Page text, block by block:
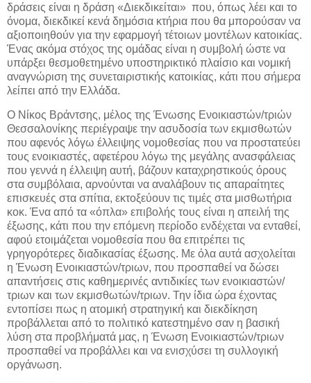
δράσεις είναι η δράση «Διεκδικείται» που, όπως λέει και το
όνομα, διεκδικεί κενά δημόσια κτήρια που θα μπορούσαν να
αξιοποιηθούν για την εφαρμογή τέτοιων μοντέλων κατοικίας.
Ένας ακόμα στόχος της ομάδας είναι η συμβολή ώστε να
υπάρξει θεσμοθετημένο υποστηρικτικό πλαίσιο και νομική
αναγνώριση της συνεταιριστικής κατοικίας, κάτι που σήμερα
λείπει από την Ελλάδα.
Ο Νίκος Βράντσης, μέλος της Ένωσης Ενοικιαστών/τριών
Θεσσαλονίκης περιέγραψε την ασυδοσία των εκμισθωτών
που αφενός λόγω έλλειψης νομοθεσίας που να προστατεύει
τους ενοικιαστές, αφετέρου λόγω της μεγάλης ανασφάλειας
που γεννά η έλλειψη αυτή, βάζουν καταχρηστικούς όρους
στα συμβόλαια, αρνούνται να αναλάβουν τις απαραίτητες
επισκευές στα σπίτια, εκτοξεύουν τις τιμές στα μισθωτήρια
κοκ. Ένα από τα «όπλα» επιβολής τους είναι η απειλή της
έξωσης, κάτι που την επόμενη περίοδο ενδέχεται να ενταθεί,
αφού ετοιμάζεται νομοθεσία που θα επιτρέπει τις
γρηγορότερες διαδικασίας έξωσης. Με όλα αυτά ασχολείται
η Ένωση Ενοικιαστών/τριων, που προσπαθεί να δώσει
απαντήσεις στις καθημερινές αντιδικίες των ενοικιαστών/
τριων και των εκμισθωτών/τριων. Την ίδια ώρα έχοντας
εντοπίσει πως η ατομική στρατηγική και διεκδίκηση
προβάλλεται από το πολιτικό κατεστημένο σαν η βασική
λύση στα προβλήματά μας, η Ένωση Ενοικιαστών/τριων
προσπαθεί να προβάλλει και να ενισχύσει τη συλλογική
οργάνωση.